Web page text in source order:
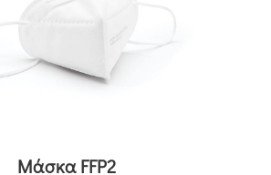
Μάσκα FFP2